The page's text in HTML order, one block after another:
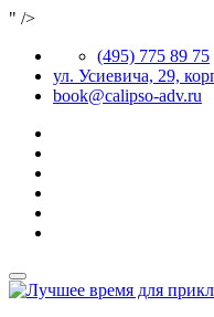
" />
(495) 775 89 75
ул. Усиевича, 29,
book@calipso-adv.ru